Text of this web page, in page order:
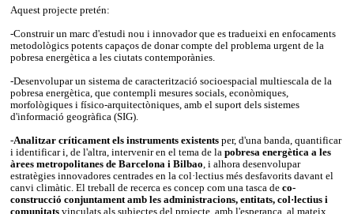
Aquest projecte pretén:
-Construir un marc d'estudi nou i innovador que es tradueixi en enfocaments
metodològics potents capaços de donar compte del problema urgent de la
pobresa energètica a les ciutats contemporànies.
-Desenvolupar un sistema de caracterització socioespacial multiescala de la
pobresa energètica, que contempli mesures socials, econòmiques,
morfològiques i físico-arquitectòniques, amb el suport dels sistemes
d'informació geogràfica (SIG).
-Analitzar críticament els instruments existentsper, d'una banda, quantificar
i identificar i, de l'altra, intervenir en el tema de la pobresa energètica a les
àrees metropolitanes de Barcelona i Bilbao, i alhora desenvolupar
estratègies innovadores centrades en la col·lectius més desfavorits davant el
canvi climàtic. El treball de recerca es concep com una tasca de co-
construcció conjuntament amb les administracions, entitats, col·lectius i